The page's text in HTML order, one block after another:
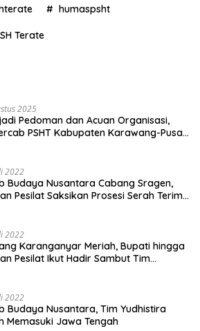
humaspsht
SH Terate
2025
Pedoman dan Acuan Organisasi,
PSHT Kabupaten Karawang-Pusat
2022
Budaya Nusantara Cabang Sragen,
Pesilat Saksikan Prosesi Serah Terima
2022
Karanganyar Meriah, Bupati hingga
Pesilat Ikut Hadir Sambut Tim
2022
Budaya Nusantara, Tim Yudhistira
Memasuki Jawa Tengah